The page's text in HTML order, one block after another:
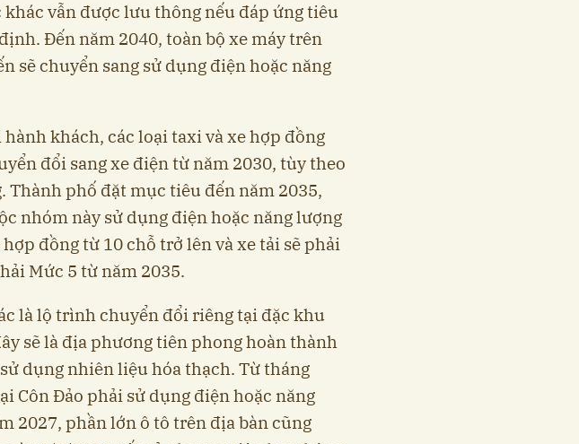
khác vẫn được lưu thông nếu đáp ứng tiêu
Đến năm 2040, toàn bộ xe máy trên
sẽ chuyển sang sử dụng điện hoặc năng
khách, các loại taxi và xe hợp đồng
đổi sang xe điện từ năm 2030, tùy theo
phố đặt mục tiêu đến năm 2035,
nhóm này sử dụng điện hoặc năng lượng
đồng từ 10 chỗ trở lên và xe tải sẽ phải
Mức 5 từ năm 2035.
là lộ trình chuyển đổi riêng tại đặc khu
sẽ là địa phương tiên phong hoàn thành
dụng nhiên liệu hóa thạch. Từ tháng
Côn Đảo phải sử dụng điện hoặc năng
2027, phần lớn ô tô trên địa bàn cũng